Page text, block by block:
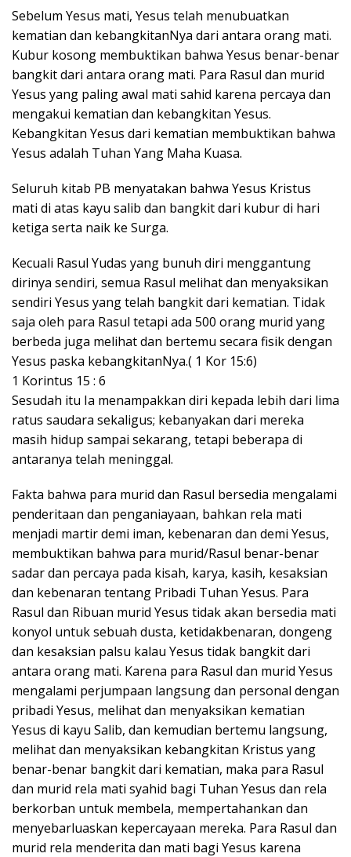
Sebelum Yesus mati, Yesus telah menubuatkan
kematian dan kebangkitanNya dari antara orang mati.
Kubur kosong membuktikan bahwa Yesus benar-benar
bangkit dari antara orang mati. Para Rasul dan murid
Yesus yang paling awal mati sahid karena percaya dan
mengakui kematian dan kebangkitan Yesus.
Kebangkitan Yesus dari kematian membuktikan bahwa
Yesus adalah Tuhan Yang Maha Kuasa.
Seluruh kitab PB menyatakan bahwa Yesus Kristus
mati di atas kayu salib dan bangkit dari kubur di hari
ketiga serta naik ke Surga.
Kecuali Rasul Yudas yang bunuh diri menggantung
dirinya sendiri, semua Rasul melihat dan menyaksikan
sendiri Yesus yang telah bangkit dari kematian. Tidak
saja oleh para Rasul tetapi ada 500 orang murid yang
berbeda juga melihat dan bertemu secara fisik dengan
Yesus paska kebangkitanNya.( 1 Kor 15:6)
1 Korintus 15 : 6
Sesudah itu Ia menampakkan diri kepada lebih dari lima
ratus saudara sekaligus; kebanyakan dari mereka
masih hidup sampai sekarang, tetapi beberapa di
antaranya telah meninggal.
Fakta bahwa para murid dan Rasul bersedia mengalami
penderitaan dan penganiayaan, bahkan rela mati
menjadi martir demi iman, kebenaran dan demi Yesus,
membuktikan bahwa para murid/Rasul benar-benar
sadar dan percaya pada kisah, karya, kasih, kesaksian
dan kebenaran tentang Pribadi Tuhan Yesus. Para
Rasul dan Ribuan murid Yesus tidak akan bersedia mati
konyol untuk sebuah dusta, ketidakbenaran, dongeng
dan kesaksian palsu kalau Yesus tidak bangkit dari
antara orang mati. Karena para Rasul dan murid Yesus
mengalami perjumpaan langsung dan personal dengan
pribadi Yesus, melihat dan menyaksikan kematian
Yesus di kayu Salib, dan kemudian bertemu langsung,
melihat dan menyaksikan kebangkitan Kristus yang
benar-benar bangkit dari kematian, maka para Rasul
dan murid rela mati syahid bagi Tuhan Yesus dan rela
berkorban untuk membela, mempertahankan dan
menyebarluaskan kepercayaan mereka. Para Rasul dan
murid rela menderita dan mati bagi Yesus karena